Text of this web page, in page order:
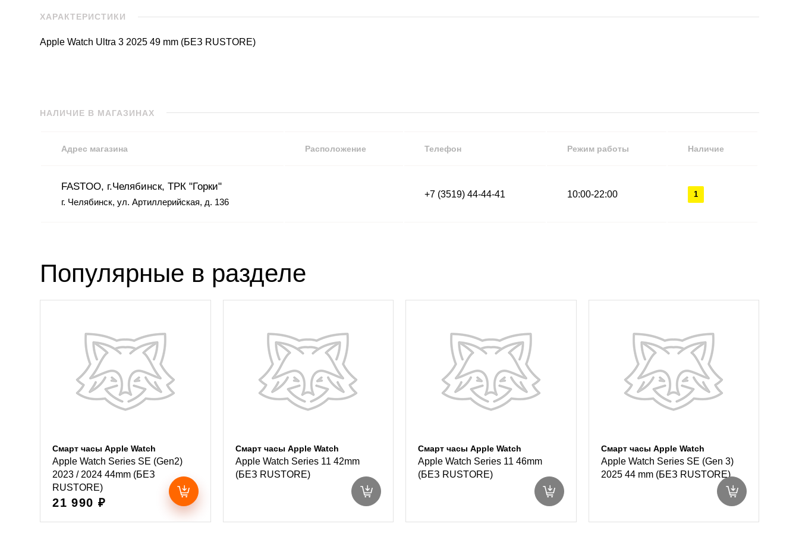
ХАРАКТЕРИСТИКИ
Apple Watch Ultra 3 2025 49 mm (БЕЗ RUSTORE)
НАЛИЧИЕ В МАГАЗИНАХ
Адрес магазина Расположение Телефон Режим работы Наличие
FASTOO, г.Челябинск, ТРК "Горки"
г. Челябинск, ул. Артиллерийская, д. 136
+7 (3519) 44-44-41 10:00-22:00 1
Популярные в разделе
Смарт часы Apple Watch
Apple Watch Series SE (Gen2)
2023 / 2024 44mm (БЕЗ
RUSTORE)
21 990 ₽
Смарт часы Apple Watch
Apple Watch Series 11 42mm
(БЕЗ RUSTORE)
Смарт часы Apple Watch
Apple Watch Series 11 46mm
(БЕЗ RUSTORE)
Смарт часы Apple Watch
Apple Watch Series SE (Gen 3)
2025 44 mm (БЕЗ RUSTORE)